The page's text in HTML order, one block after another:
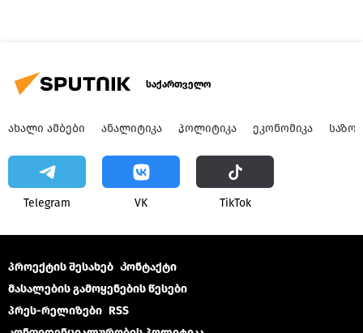
საქართველო
ᲐᲮᲐᲚᲘ ᲐᲛᲑᲔᲑᲘ ᲐᲜᲐᲚᲘᲢᲘᲙᲐ ᲞᲝᲚᲘᲢᲘᲙᲐ ᲔᲙᲝᲜᲝᲛᲘᲙᲐ
Telegram VK ТikТоk
პროექტის შესახებ Კონტაქტი
მასალების გამოყენების წესები
პრეს-რელიზები RSS